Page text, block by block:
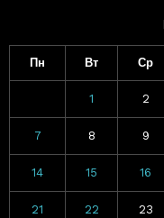
Пн Вт Ср
1 2
7 8 9
14 15 16
21 22 23